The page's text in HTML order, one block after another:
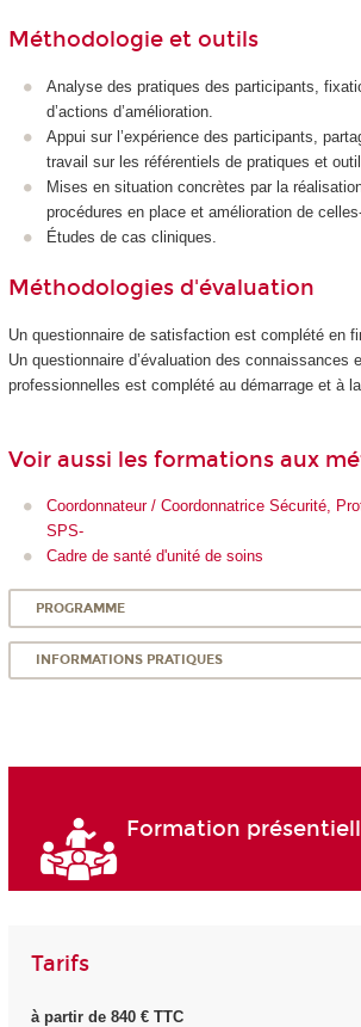
Méthodologie et outils
Analyse des pratiques des participants,
d’actions d’amélioration.
Appui sur l’expérience des participants,
travail sur les référentiels de pratiques et
Mises en situation concrètes par la
procédures en place et amélioration de
Études de cas cliniques.
Méthodologies d'évaluation
Un questionnaire de satisfaction est complété en
Un questionnaire d’évaluation des connaissances
professionnelles est complété au démarrage et à
Voir aussi les formations aux
Coordonnateur / Coordonnatrice Sécurité,
SPS-
Cadre de santé d'unité de soins
PROGRAMME
INFORMATIONS PRATIQUES
Formation
Tarifs
à partir de 840 € TTC